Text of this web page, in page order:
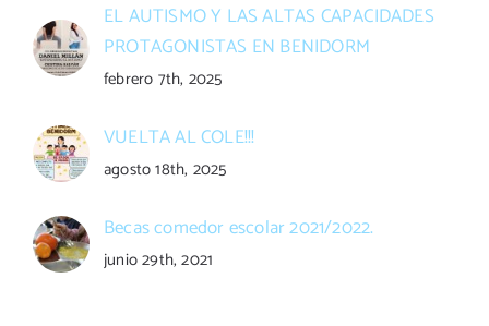
EL AUTISMO Y LAS ALTAS CAPACIDADES
PROTAGONISTAS EN BENIDORM
febrero 7th, 2025
VUELTA AL COLE!!!
agosto 18th, 2025
Becas comedor escolar 2021/2022.
junio 29th, 2021